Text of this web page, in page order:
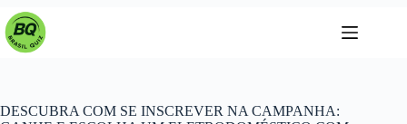
Pular
para
DESCUBRA COM SE INSCREVER NA CAMPANHA: